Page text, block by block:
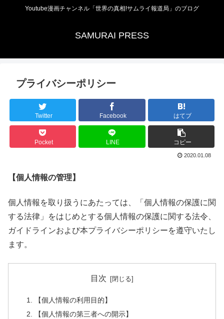
Youtube漫画チャンネル「世界の真相!サムライ報道局」のブログ
SAMURAI PRESS
プライバシーポリシー
Twitter Facebook はてブ
Pocket LINE コピー
2020.01.08
【個人情報の管理】
個人情報を取り扱うにあたっては、「個人情報の保護に関
する法律」をはじめとする個人情報の保護に関する法令、
ガイドラインおよび本プライバシーポリシーを遵守いたし
ます。
目次
【個人情報の利用目的】
【個人情報の第三者への開示】